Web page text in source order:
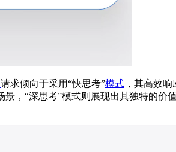
请求倾向于采用“快思考”模式 ，其高效
，“深思考”模式则展现出其独特的价